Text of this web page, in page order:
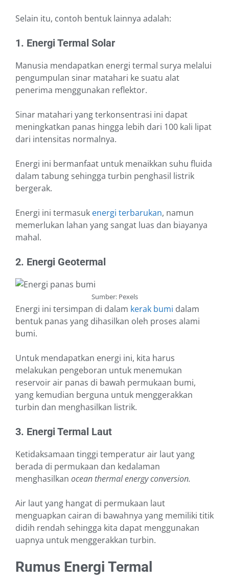
Selain itu, contoh bentuk lainnya adalah:
1. Energi Termal Solar
Manusia mendapatkan energi termal surya melalui
pengumpulan sinar matahari ke suatu alat
penerima menggunakan reflektor.
Sinar matahari yang terkonsentrasi ini dapat
meningkatkan panas hingga lebih dari 100 kali lipat
dari intensitas normalnya.
Energi ini bermanfaat untuk menaikkan suhu fluida
dalam tabung sehingga turbin penghasil listrik
bergerak.
Energi ini termasuk energi terbarukan, namun
memerlukan lahan yang sangat luas dan biayanya
mahal.
2. Energi Geotermal
Sumber: Pexels
Energi ini tersimpan di dalam kerak bumi dalam
bentuk panas yang dihasilkan oleh proses alami
bumi.
Untuk mendapatkan energi ini, kita harus
melakukan pengeboran untuk menemukan
reservoir air panas di bawah permukaan bumi,
yang kemudian berguna untuk menggerakkan
turbin dan menghasilkan listrik.
3. Energi Termal Laut
Ketidaksamaan tinggi temperatur air laut yang
berada di permukaan dan kedalaman
menghasilkan ocean thermal energy conversion.
Air laut yang hangat di permukaan laut
menguapkan cairan di bawahnya yang memiliki titik
didih rendah sehingga kita dapat menggunakan
uapnya untuk menggerakkan turbin.
Rumus Energi Termal